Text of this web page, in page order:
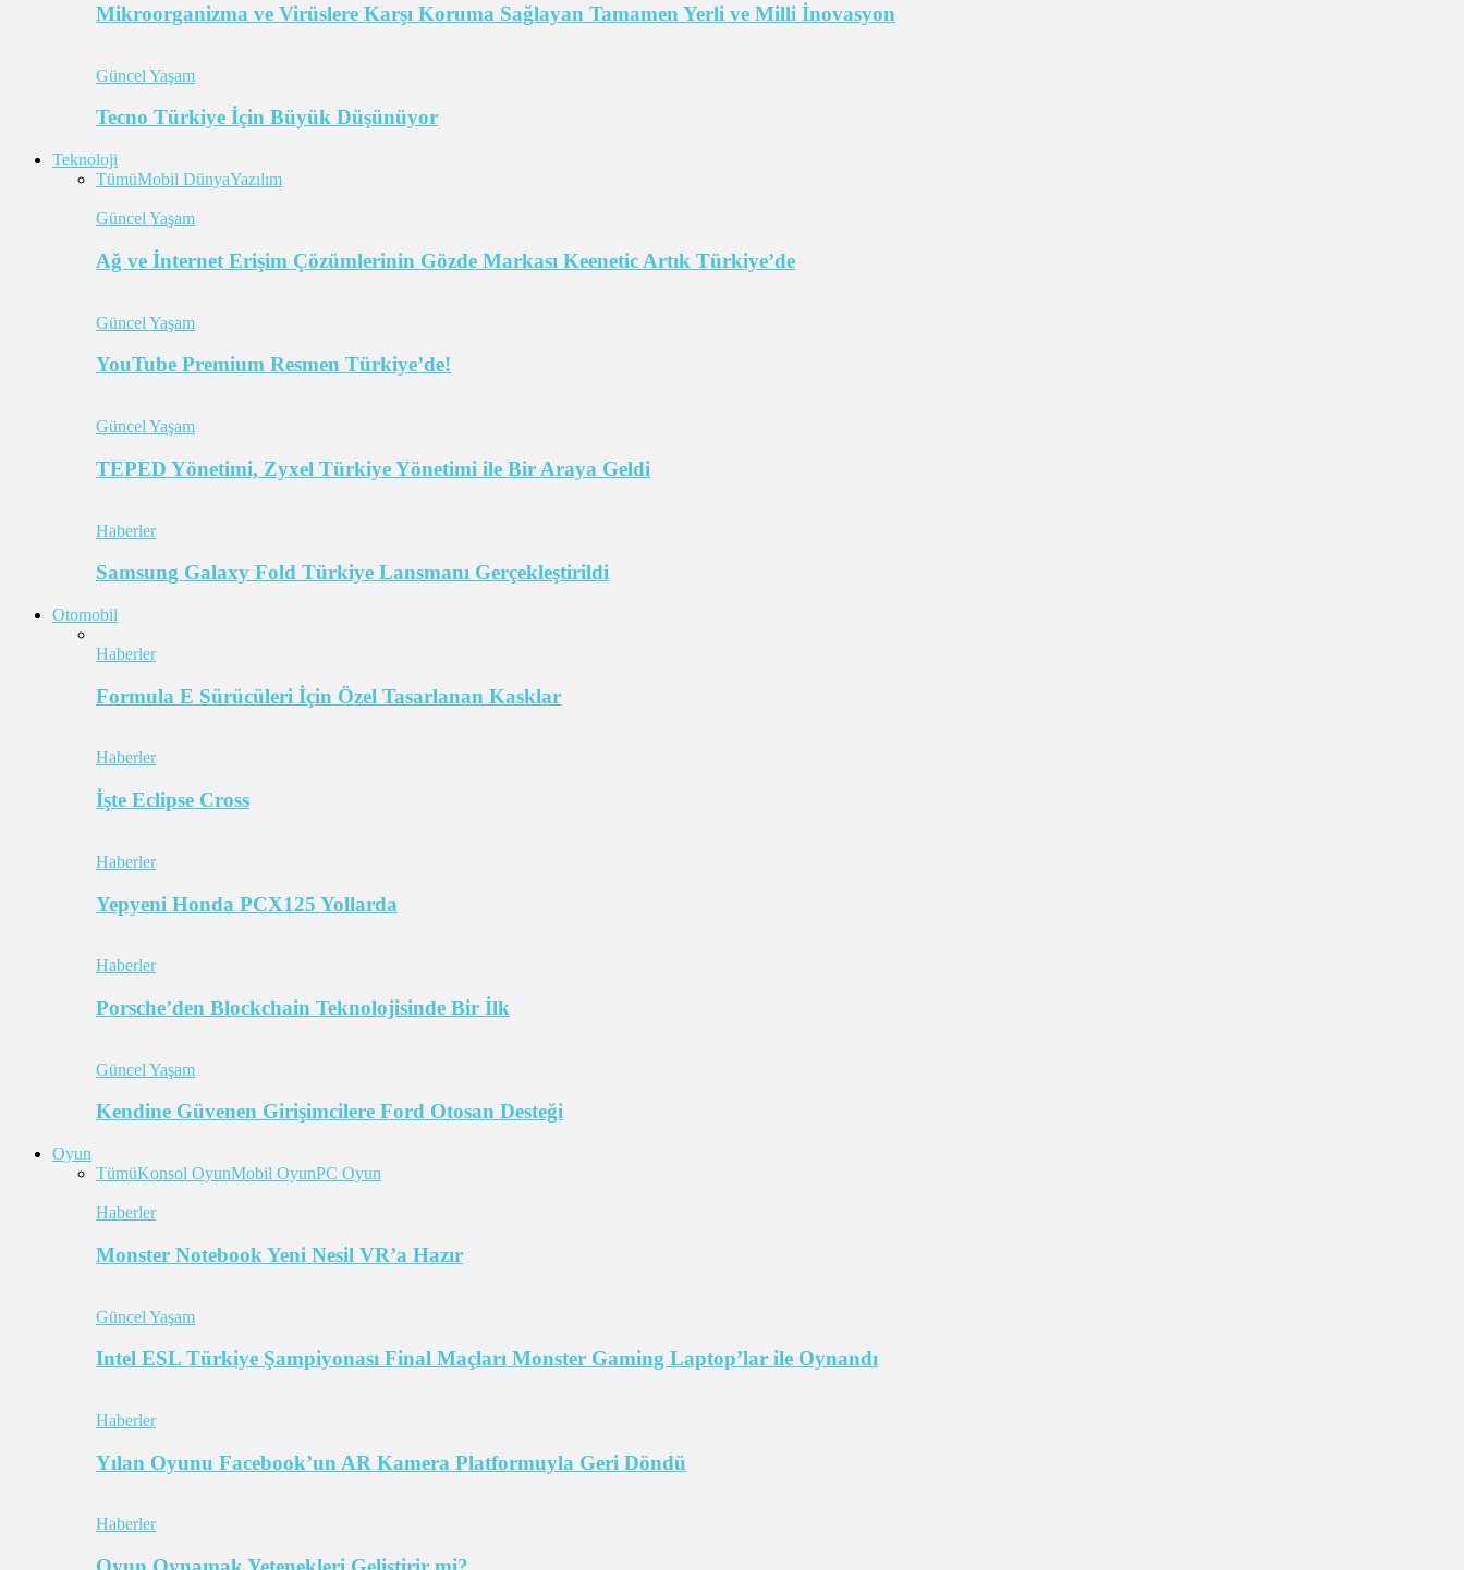
Mikroorganizma ve Virüslere Karşı Koruma Sağlayan Tamamen Yerli ve Milli İnovasyon
Güncel Yaşam
Tecno Türkiye İçin Büyük Düşünüyor
Teknoloji
TümüMobil DünyaYazılım
Güncel Yaşam
Ağ ve İnternet Erişim Çözümlerinin Gözde Markası Keenetic Artık Türkiye’de
Güncel Yaşam
YouTube Premium Resmen Türkiye’de!
Güncel Yaşam
TEPED Yönetimi, Zyxel Türkiye Yönetimi ile Bir Araya Geldi
Haberler
Samsung Galaxy Fold Türkiye Lansmanı Gerçekleştirildi
Otomobil
Haberler
Formula E Sürücüleri İçin Özel Tasarlanan Kasklar
Haberler
İşte Eclipse Cross
Haberler
Yepyeni Honda PCX125 Yollarda
Haberler
Porsche’den Blockchain Teknolojisinde Bir İlk
Güncel Yaşam
Kendine Güvenen Girişimcilere Ford Otosan Desteği
Oyun
TümüKonsol OyunMobil OyunPC Oyun
Haberler
Monster Notebook Yeni Nesil VR’a Hazır
Güncel Yaşam
Intel ESL Türkiye Şampiyonası Final Maçları Monster Gaming Laptop’lar ile Oynandı
Haberler
Yılan Oyunu Facebook’un AR Kamera Platformuyla Geri Döndü
Haberler